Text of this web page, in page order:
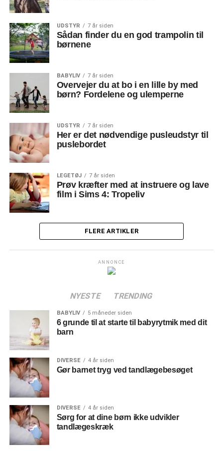
UDSTYR 7 år siden
Sådan finder du en god trampolin til
børnene
BABYLIV 7 år siden
Overvejer du at bo i en lille by med
børn? Fordelene og ulemperne
UDSTYR 7 år siden
Her er det nødvendige pusleudstyr til
puslebordet
LEGETØJ 7 år siden
Prøv kræfter med at instruere og lave
film i Sims 4: Tropeliv
FLERE ARTIKLER
ANNONCE
NYESTE TRENDING
BABYLIV 5 måneder siden
6 grunde til at starte til babyrytmik med dit
barn
DIVERSE 4 år siden
Gør barnet tryg ved tandlægebesøget
DIVERSE 4 år siden
Sørg for at dine børn ikke udvikler
tandlægeskræk